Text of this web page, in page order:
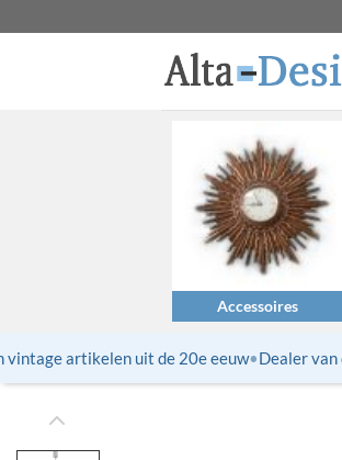
naar
Accessoires
artikelen uit de 20e eeuw•Dealer van